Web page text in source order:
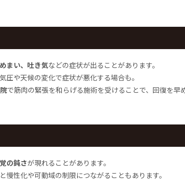
まい、吐き気などの症状が出ることがあります。
や天候の変化で症状が悪化する場合も。
で筋肉の緊張を和らげる施術を受けることで、回復を早
の鈍さが現れることがあります。
性化や可動域の制限につながることもあります。